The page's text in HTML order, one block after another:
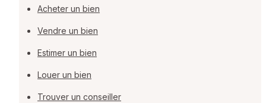
Acheter un bien
Vendre un bien
Estimer un bien
Louer un bien
Trouver un conseiller